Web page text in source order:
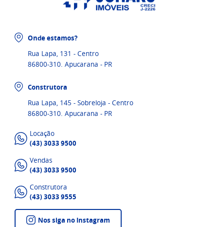
Onde estamos?
Rua Lapa, 131 - Centro
86800-310. Apucarana - PR
Construtora
Rua Lapa, 145 - Sobreloja - Centro
86800-310. Apucarana - PR
Locação
(43) 3033 9500
Vendas
(43) 3033 9500
Construtora
(43) 3033 9555
Nos siga no Instagram